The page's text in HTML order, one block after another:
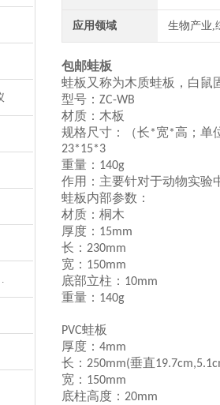
脉注射
应用领域 生物产业,
包邮蛙板
蛙板又称为木质蛙板，白鼠
型号： ZC-WB
材质：木板
规格尺寸：（长*宽*高；单
23*15*3
重量： 140g
作用：主要针对于动物实验
蛙板内部参数：
材质：桐木
厚度： 15mm
长： 230mm
宽： 150mm
底部立柱： 10mm
重量： 140g
PVC蛙板
厚度： 4mm
长： 250mm(垂直
宽： 150mm
底柱高度： 20mm